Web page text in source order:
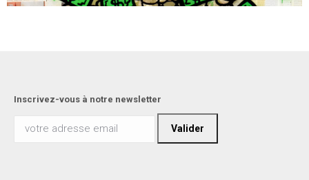
Inscrivez-vous à notre newsletter